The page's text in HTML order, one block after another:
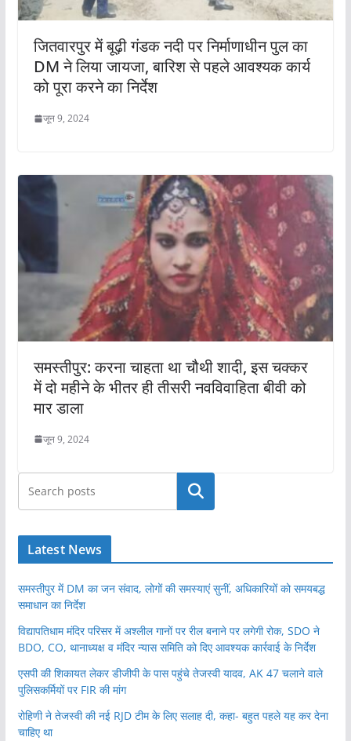
जितवारपुर में बूढ़ी गंडक नदी पर निर्माणाधीन पुल का
DM ने लिया जायजा, बारिश से पहले आवश्यक कार्य
को पूरा करने का निर्देश
जून 9, 2024
समस्तीपुर: करना चाहता था चौथी शादी, इस चक्कर
में दो महीने के भीतर ही तीसरी नवविवाहिता बीवी को
मार डाला
जून 9, 2024
खोजें
Latest News
समस्तीपुर में DM का जन संवाद, लोगों की समस्याएं सुनीं, अधिकारियों को समयबद्ध
समाधान का निर्देश
विद्यापतिधाम मंदिर परिसर में अश्लील गानों पर रील बनाने पर लगेगी रोक, SDO ने
BDO, CO, थानाध्यक्ष व मंदिर न्यास समिति को दिए आवश्यक कार्रवाई के निर्देश
एसपी की शिकायत लेकर डीजीपी के पास पहुंचे तेजस्वी यादव, AK 47 चलाने वाले
पुलिसकर्मियों पर FIR की मांग
रोहिणी ने तेजस्वी की नई RJD टीम के लिए सलाह दी, कहा- बहुत पहले यह कर देना
चाहिए था